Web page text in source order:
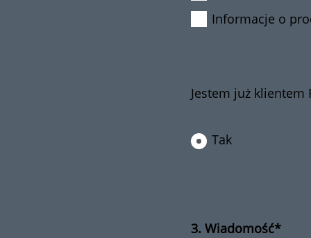
Informacje o
Jestem już klientem
Tak
3. Wiadomość*